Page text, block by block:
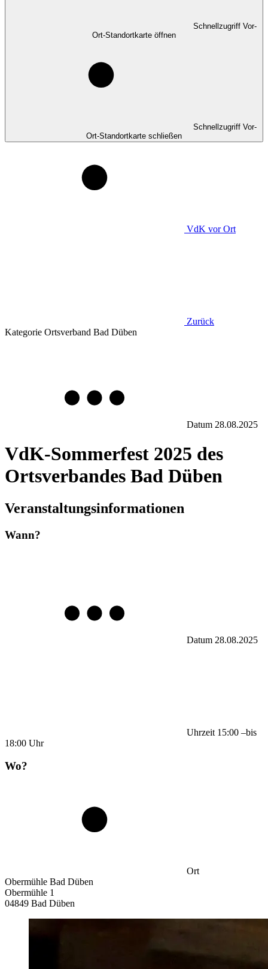
Schnellzugriff Vor-
Ort-Standortkarte öffnen
Schnellzugriff Vor-
Ort-Standortkarte schließen
VdK vor Ort
Zurück
Kategorie Ortsverband Bad Düben
Datum 28.08.2025
VdK-Sommerfest 2025 des
Ortsverbandes Bad Düben
Veranstaltungsinformationen
Wann?
Datum 28.08.2025
Uhrzeit 15:00 –bis
18:00 Uhr
Wo?
Ort
Obermühle Bad Düben
Obermühle 1
04849 Bad Düben